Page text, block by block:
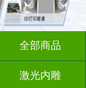
全部商品
激光内雕